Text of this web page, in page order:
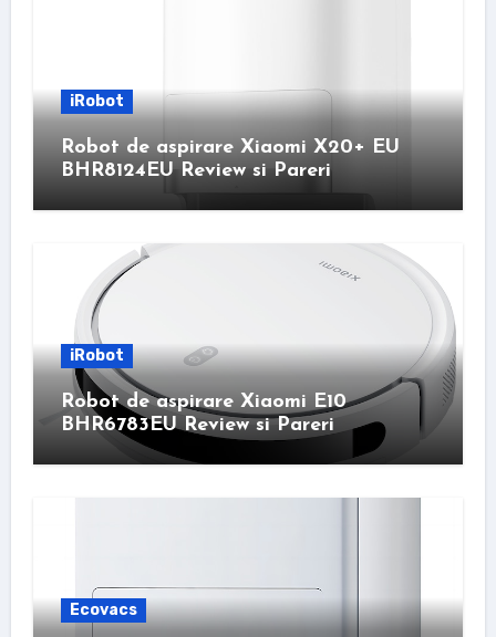
iRobot
Robot de aspirare Xiaomi X20+ EU
BHR8124EU Review si Pareri
iRobot
Robot de aspirare Xiaomi E10
BHR6783EU Review si Pareri
Ecovacs